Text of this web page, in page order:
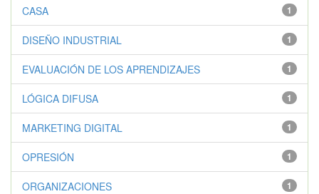
1
CASA
1
DISEÑO INDUSTRIAL
1
EVALUACIÓN DE LOS APRENDIZAJES
1
LÓGICA DIFUSA
1
MARKETING DIGITAL
1
OPRESIÓN
1
ORGANIZACIONES